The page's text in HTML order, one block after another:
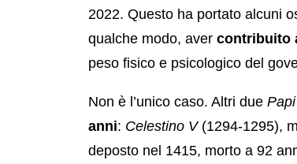
2022. Questo ha portato alcuni
qualche modo, aver contribuito
peso fisico e psicologico del
Non è l’unico caso. Altri due Papi
anni: Celestino V (1294-1295),
deposto nel 1415, morto a 92